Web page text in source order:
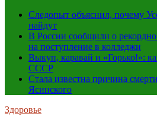
Следопыт объяснил, почему
найдут
В России сообщили о
на поступление в колледжи
Выкуп, каравай и «Горько!»:
СССР
Стала известна причина
Ясинского
Здоровье